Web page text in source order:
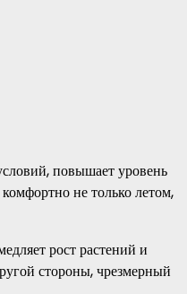
повышает уровень
не только летом,
рост растений и
стороны, чрезмерный